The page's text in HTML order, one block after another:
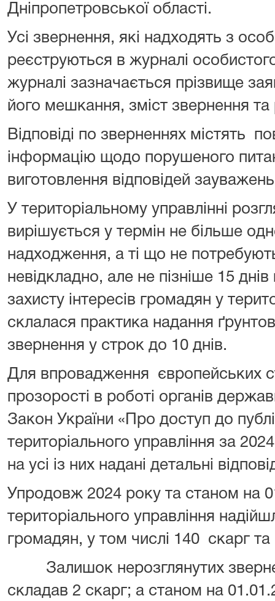
Дніпропетровської області.
Усі звернення, які надходять з
реєструються в журналі
журналі зазначається прізвище
його мешкання, зміст звернення та
Відповіді по зверненнях містять
інформацію щодо порушеного
виготовлення відповідей
У територіальному управлінні
вирішується у термін не більше
надходження, а ті що не
невідкладно, але не пізніше 15
захисту інтересів громадян у
склалася практика надання
звернення у строк до 10 днів.
Для впровадження європейських
прозорості в роботі органів
Закон України «Про доступ до
територіального управління за
на усі із них надані детальні
Упродовж 2024 року та станом на
територіального управління
громадян, у том числі 140 скарг та
Залишок нерозглянутих
складав 2 скарг; а станом на